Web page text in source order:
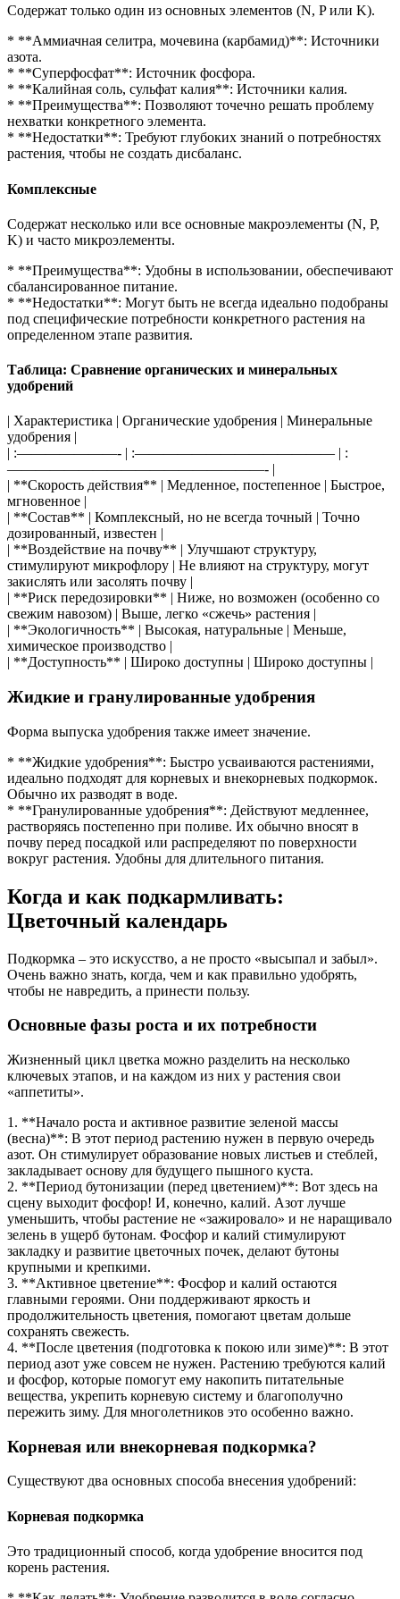
Содержат только один из основных элементов (N, P или K).
* **Аммиачная селитра, мочевина (карбамид)**: Источники
азота.
* **Суперфосфат**: Источник фосфора.
* **Калийная соль, сульфат калия**: Источники калия.
* **Преимущества**: Позволяют точечно решать проблему
нехватки конкретного элемента.
* **Недостатки**: Требуют глубоких знаний о потребностях
растения, чтобы не создать дисбаланс.
Комплексные
Содержат несколько или все основные макроэлементы (N, P,
K) и часто микроэлементы.
* **Преимущества**: Удобны в использовании, обеспечивают
сбалансированное питание.
* **Недостатки**: Могут быть не всегда идеально подобраны
под специфические потребности конкретного растения на
определенном этапе развития.
Таблица: Сравнение органических и минеральных
удобрений
| Характеристика | Органические удобрения | Минеральные
удобрения |
| :———————- | :—————————————— | :
——————————————————- |
| **Скорость действия** | Медленное, постепенное | Быстрое,
мгновенное |
| **Состав** | Комплексный, но не всегда точный | Точно
дозированный, известен |
| **Воздействие на почву** | Улучшают структуру,
стимулируют микрофлору | Не влияют на структуру, могут
закислять или засолять почву |
| **Риск передозировки** | Ниже, но возможен (особенно со
свежим навозом) | Выше, легко «сжечь» растения |
| **Экологичность** | Высокая, натуральные | Меньше,
химическое производство |
| **Доступность** | Широко доступны | Широко доступны |
Жидкие и гранулированные удобрения
Форма выпуска удобрения также имеет значение.
* **Жидкие удобрения**: Быстро усваиваются растениями,
идеально подходят для корневых и внекорневых подкормок.
Обычно их разводят в воде.
* **Гранулированные удобрения**: Действуют медленнее,
растворяясь постепенно при поливе. Их обычно вносят в
почву перед посадкой или распределяют по поверхности
вокруг растения. Удобны для длительного питания.
Когда и как подкармливать:
Цветочный календарь
Подкормка – это искусство, а не просто «высыпал и забыл».
Очень важно знать, когда, чем и как правильно удобрять,
чтобы не навредить, а принести пользу.
Основные фазы роста и их потребности
Жизненный цикл цветка можно разделить на несколько
ключевых этапов, и на каждом из них у растения свои
«аппетиты».
1. **Начало роста и активное развитие зеленой массы
(весна)**: В этот период растению нужен в первую очередь
азот. Он стимулирует образование новых листьев и стеблей,
закладывает основу для будущего пышного куста.
2. **Период бутонизации (перед цветением)**: Вот здесь на
сцену выходит фосфор! И, конечно, калий. Азот лучше
уменьшить, чтобы растение не «зажировало» и не наращивало
зелень в ущерб бутонам. Фосфор и калий стимулируют
закладку и развитие цветочных почек, делают бутоны
крупными и крепкими.
3. **Активное цветение**: Фосфор и калий остаются
главными героями. Они поддерживают яркость и
продолжительность цветения, помогают цветам дольше
сохранять свежесть.
4. **После цветения (подготовка к покою или зиме)**: В этот
период азот уже совсем не нужен. Растению требуются калий
и фосфор, которые помогут ему накопить питательные
вещества, укрепить корневую систему и благополучно
пережить зиму. Для многолетников это особенно важно.
Корневая или внекорневая подкормка?
Существуют два основных способа внесения удобрений:
Корневая подкормка
Это традиционный способ, когда удобрение вносится под
корень растения.